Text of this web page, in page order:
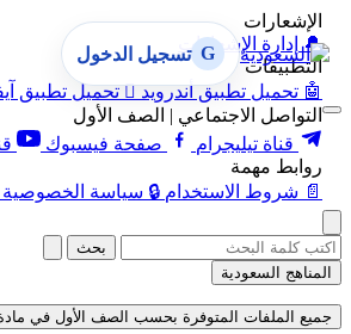
الإشعارات
🔔 إدارة الإشعارات
التطبيقات
🤖 تحميل تطبيق أندرويد  تحميل تطبيق
التواصل الاجتماعي | الصف الأول
قناة تيليجرام
صفحة فيسبوك
روابط مهمة
📄 شروط الاستخدام 🔒 سياسة الخصوصية
G تسجيل الدخول
بحث
المناهج السعودية
جميع الملفات المتوفرة بحسب الصف الأول في مادة